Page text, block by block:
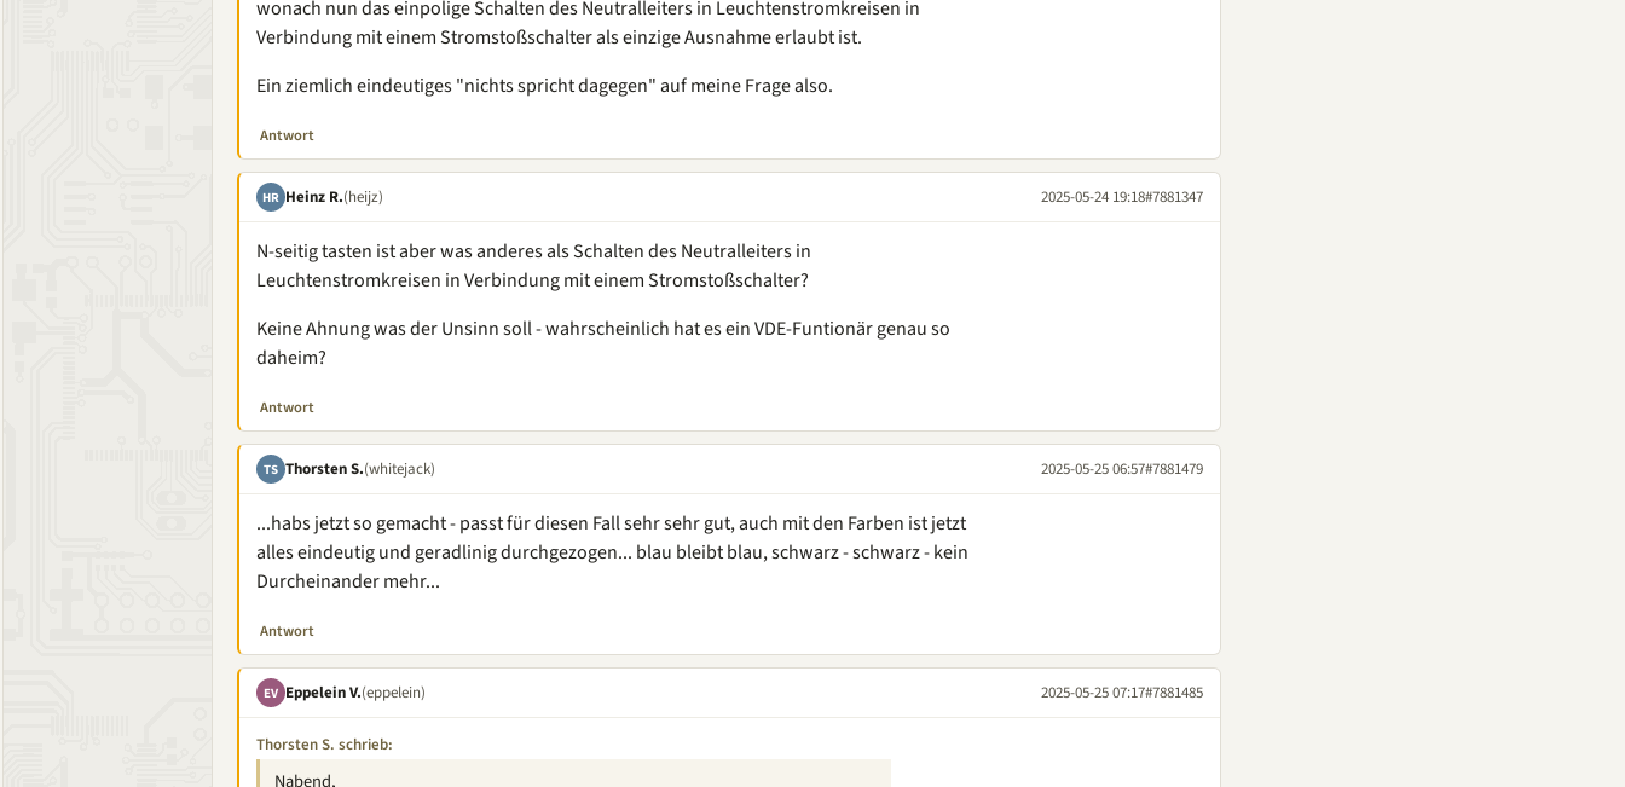
wonach nun das einpolige Schalten des Neutralleiters in Leuchtenstromkreisen in
Verbindung mit einem Stromstoßschalter als einzige Ausnahme erlaubt ist.
Ein ziemlich eindeutiges "nichts spricht dagegen" auf meine Frage also.
Antwort
HR Heinz R.(heijz) 2025-05-24 19:18#7881347
N-seitig tasten ist aber was anderes als Schalten des Neutralleiters in
Leuchtenstromkreisen in Verbindung mit einem Stromstoßschalter?
Keine Ahnung was der Unsinn soll - wahrscheinlich hat es ein VDE-Funtionär genau so
daheim?
Antwort
TS Thorsten S.(whitejack) 2025-05-25 06:57#7881479
...habs jetzt so gemacht - passt für diesen Fall sehr sehr gut, auch mit den Farben ist jetzt
alles eindeutig und geradlinig durchgezogen... blau bleibt blau, schwarz - schwarz - kein
Durcheinander mehr...
Antwort
EV Eppelein V.(eppelein) 2025-05-25 07:17#7881485
Thorsten S. schrieb:
Nabend,